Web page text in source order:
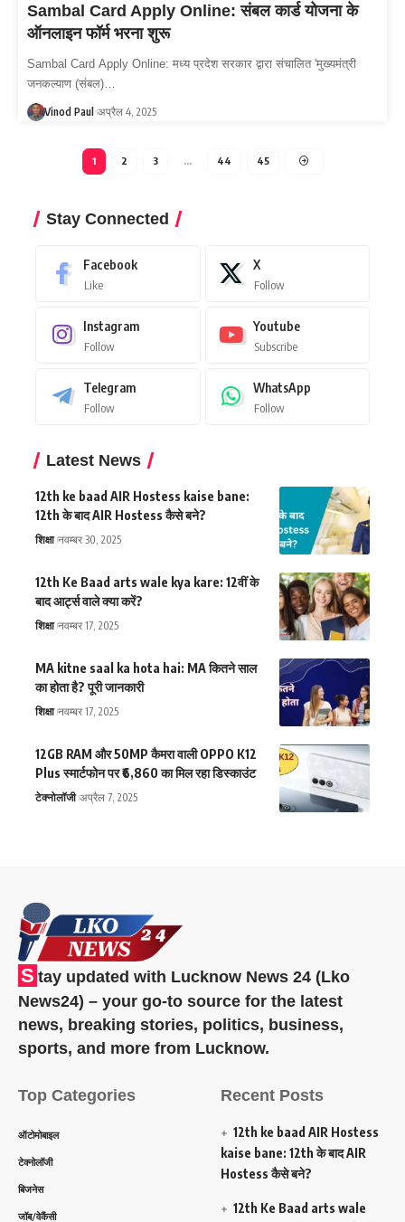
Sambal Card Apply Online: संबल कार्ड योजना के
ऑनलाइन फॉर्म भरना शुरू
Sambal Card Apply Online: मध्य प्रदेश सरकार द्वारा संचालित 'मुख्यमंत्री
जनकल्याण (संबल)…
Vinod Paul अप्रैल 4, 2025
1 2 3 … 44 45
Stay Connected
Facebook
Like
X
Follow
Instagram
Follow
Youtube
Subscribe
Telegram
Follow
WhatsApp
Follow
Latest News
12th ke baad AIR Hostess kaise bane:
12th के बाद AIR Hostess कैसे बने?
शिक्षा नवम्बर 30, 2025
12th Ke Baad arts wale kya kare: 12वीं के
बाद आर्ट्स वाले क्या करें?
शिक्षा नवम्बर 17, 2025
MA kitne saal ka hota hai: MA कितने साल
का होता है? पूरी जानकारी
शिक्षा नवम्बर 17, 2025
12GB RAM और 50MP कैमरा वाली OPPO K12
Plus स्मार्टफोन पर ₹6,860 का मिल रहा डिस्काउंट
टेक्नोलॉजी अप्रैल 7, 2025
S tay updated with Lucknow News 24 (Lko
News24) – your go-to source for the latest
news, breaking stories, politics, business,
sports, and more from Lucknow.
Top Categories
ऑटोमोबाइल
टेक्नोलॉजी
बिजनेस
जॉब/वेकैंसी
Recent Posts
12th ke baad AIR Hostess
kaise bane: 12th के बाद AIR
Hostess कैसे बने?
12th Ke Baad arts wale